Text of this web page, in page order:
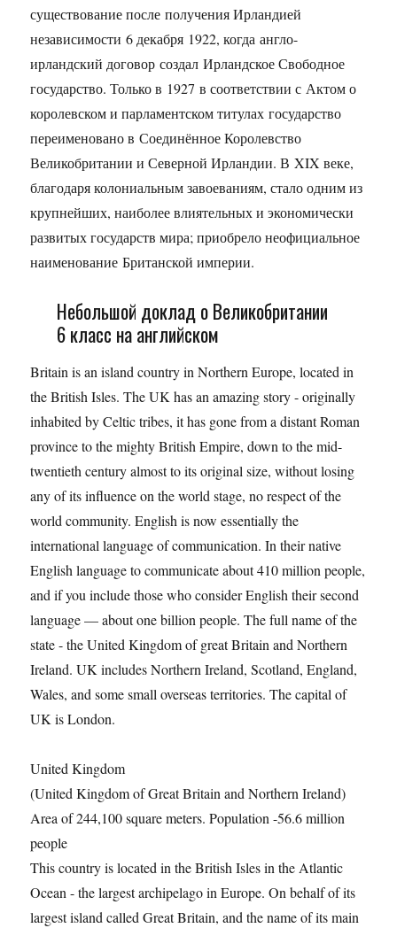
существование после получения Ирландией
независимости 6 декабря 1922, когда англо-
ирландский договор создал Ирландское Свободное
государство. Только в 1927 в соответствии с Актом о
королевском и парламентском титулах государство
переименовано в Соединённое Королевство
Великобритании и Северной Ирландии. В XIX веке,
благодаря колониальным завоеваниям, стало одним из
крупнейших, наиболее влиятельных и экономически
развитых государств мира; приобрело неофициальное
наименование Британской империи.
Небольшой доклад о Великобритании
6 класс на английском
Britain is an island country in Northern Europe, located in
the British Isles. The UK has an amazing story - originally
inhabited by Celtic tribes, it has gone from a distant Roman
province to the mighty British Empire, down to the mid-
twentieth century almost to its original size, without losing
any of its influence on the world stage, no respect of the
world community. English is now essentially the
international language of communication. In their native
English language to communicate about 410 million people,
and if you include those who consider English their second
language — about one billion people. The full name of the
state - the United Kingdom of great Britain and Northern
Ireland. UK includes Northern Ireland, Scotland, England,
Wales, and some small overseas territories. The capital of
UK is London.
United Kingdom
(United Kingdom of Great Britain and Northern Ireland)
Area of ​​244,100 square meters. Population -56.6 million
people
This country is located in the British Isles in the Atlantic
Ocean - the largest archipelago in Europe. On behalf of its
largest island called Great Britain, and the name of its main